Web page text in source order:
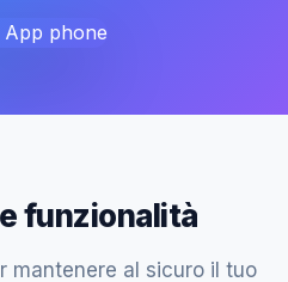
funzionalità
mantenere al sicuro il tuo